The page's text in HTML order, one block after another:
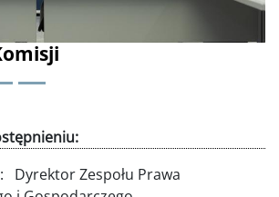
Dyrektor Zespołu Prawa